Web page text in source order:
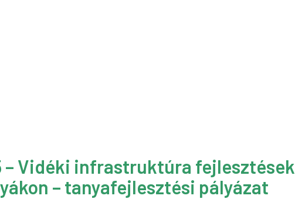
– Vidéki infrastruktúra fejlesztések
– tanyafejlesztési pályázat